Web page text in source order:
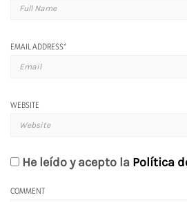
EMAIL ADDRESS*
WEBSITE
He leído y acepto la Política
COMMENT